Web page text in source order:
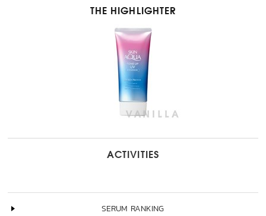
THE HIGHLIGHTER
ACTIVITIES
SERUM RANKING